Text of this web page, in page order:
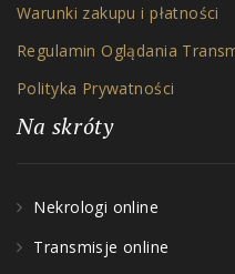
Warunki zakupu i płatności
Regulamin Oglądania
Polityka Prywatności
Na skróty
Nekrologi online
Transmisje online